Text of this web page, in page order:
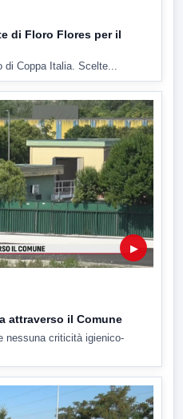
di Floro Flores per il
di Coppa Italia. Scelte...
▶
attraverso il Comune
nessuna criticità igienico-